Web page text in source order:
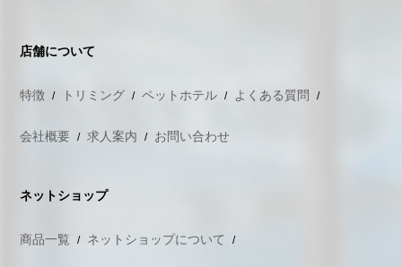
店舗について
特徴 トリミング ペットホテル よくある質問
会社概要 求人案内 お問い合わせ
ネットショップ
商品一覧 ネットショップについて